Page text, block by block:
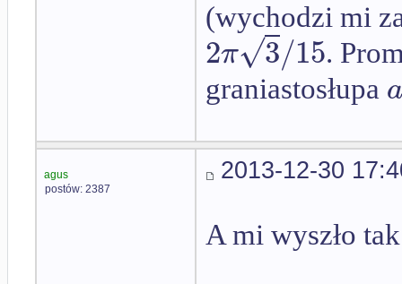
(wychodzi mi
2π 3
√ /15.
graniastosłupa a
agus
postów: 2387
2013-12-30
A mi wyszło